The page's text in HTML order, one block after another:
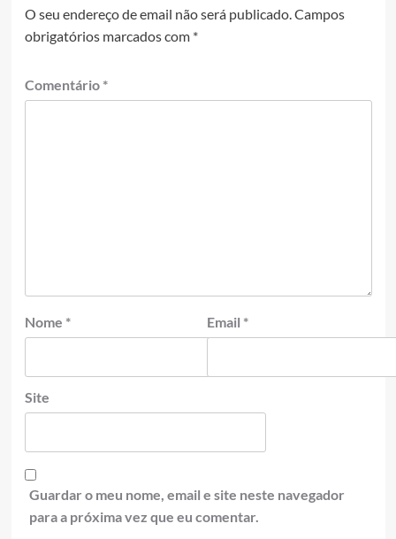
O seu endereço de email não será publicado.Campos
obrigatórios marcados com *
Comentário *
Nome * Email *
Site
Guardar o meu nome, email e site neste navegador
para a próxima vez que eu comentar.